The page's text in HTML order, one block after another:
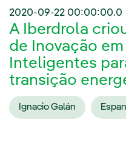
2020-09-22 00:00:00.0
A Iberdrola
de Inovação em
Inteligentes
transição
Ignacio Galán